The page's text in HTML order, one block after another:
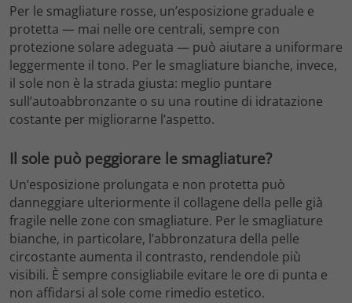
Per le smagliature rosse, un’esposizione graduale e
protetta — mai nelle ore centrali, sempre con
protezione solare adeguata — può aiutare a uniformare
leggermente il tono. Per le smagliature bianche, invece,
il sole non è la strada giusta: meglio puntare
sull’autoabbronzante o su una routine di idratazione
costante per migliorarne l’aspetto.
Il sole può peggiorare le smagliature?
Un’esposizione prolungata e non protetta può
danneggiare ulteriormente il collagene della pelle già
fragile nelle zone con smagliature. Per le smagliature
bianche, in particolare, l’abbronzatura della pelle
circostante aumenta il contrasto, rendendole più
visibili. È sempre consigliabile evitare le ore di punta e
non affidarsi al sole come rimedio estetico.